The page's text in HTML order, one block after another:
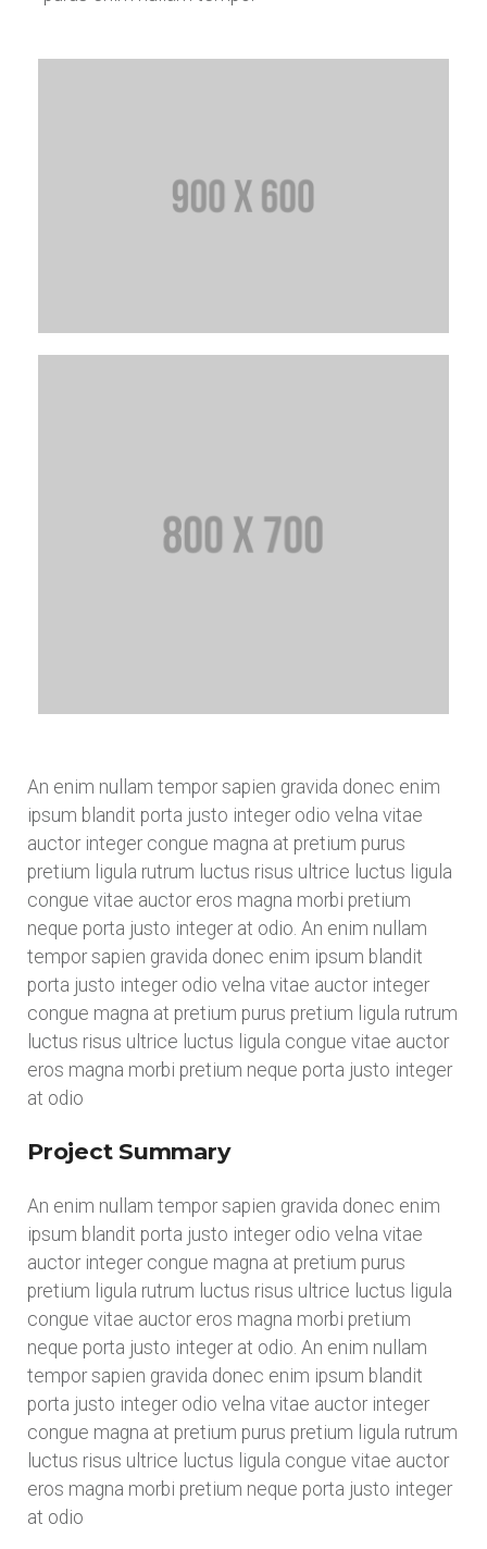
An enim nullam tempor sapien gravida donec enim
ipsum blandit porta justo integer odio velna vitae
auctor integer congue magna at pretium purus
pretium ligula rutrum luctus risus ultrice luctus ligula
congue vitae auctor eros magna morbi pretium
neque porta justo integer at odio. An enim nullam
tempor sapien gravida donec enim ipsum blandit
porta justo integer odio velna vitae auctor integer
congue magna at pretium purus pretium ligula rutrum
luctus risus ultrice luctus ligula congue vitae auctor
eros magna morbi pretium neque porta justo integer
at odio
Project Summary
An enim nullam tempor sapien gravida donec enim
ipsum blandit porta justo integer odio velna vitae
auctor integer congue magna at pretium purus
pretium ligula rutrum luctus risus ultrice luctus ligula
congue vitae auctor eros magna morbi pretium
neque porta justo integer at odio. An enim nullam
tempor sapien gravida donec enim ipsum blandit
porta justo integer odio velna vitae auctor integer
congue magna at pretium purus pretium ligula rutrum
luctus risus ultrice luctus ligula congue vitae auctor
eros magna morbi pretium neque porta justo integer
at odio